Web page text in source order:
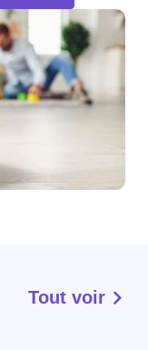
Tout voir